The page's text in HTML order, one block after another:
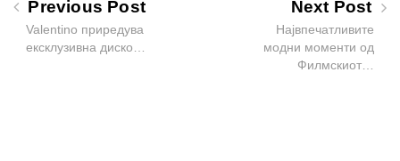
Previous Post
Valentino приредува
ексклузивна диско…
Next Post
Највпечатливите
модни моменти од
Филмскиот…